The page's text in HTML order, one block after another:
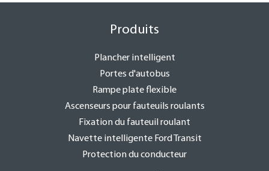
Produits
Plancher intelligent
Portes d'autobus
Rampe plate flexible
Ascenseurs pour fauteuils roulants
Fixation du fauteuil roulant
Navette intelligente Ford Transit
Protection du conducteur